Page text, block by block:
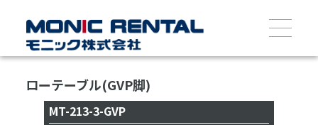
ローテーブル(GVP脚)
MT-213-3-GVP